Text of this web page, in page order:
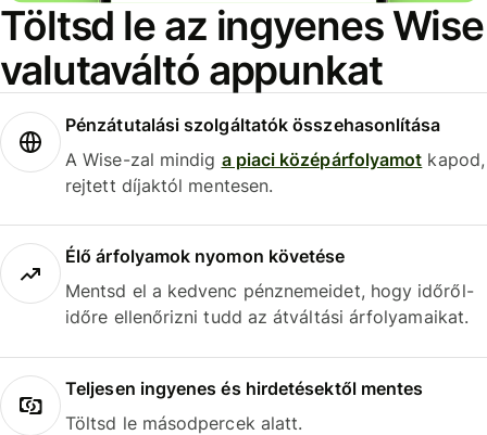
Töltsd le az ingyenes Wise
valutaváltó appunkat
Pénzátutalási szolgáltatók összehasonlítása
A Wise-zal mindig a piaci középárfolyamot kapod,
rejtett díjaktól mentesen.
Élő árfolyamok nyomon követése
Mentsd el a kedvenc pénznemeidet, hogy időről-
időre ellenőrizni tudd az átváltási árfolyamaikat.
Teljesen ingyenes és hirdetésektől mentes
Töltsd le másodpercek alatt.